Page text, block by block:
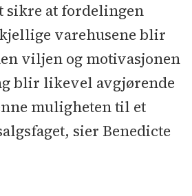
sikre at fordelingen
varehusene blir
viljen og motivasjonen
blir likevel avgjørende
muligheten til et
sier Benedicte